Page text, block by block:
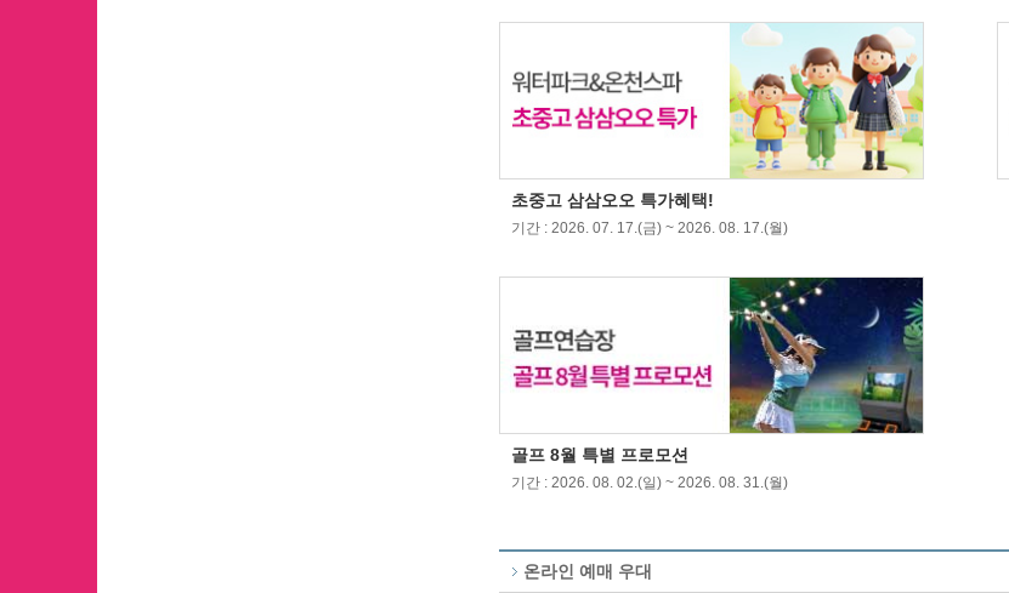
초중고 삼삼오오 특가혜택!
기간 : 2026. 07. 17.(금) ~ 2026. 08. 17.(월)
골프 8월 특별 프로모션
기간 : 2026. 08. 02.(일) ~ 2026. 08. 31.(월)
온라인 예매 우대